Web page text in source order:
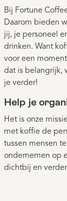
Bij Fortune
Daarom bieden
jij, je personeel
drinken. Want
voor een
dat is belangrijk,
je verder!
Help je
Het is onze
met koffie de
tussen mensen
ondernemen op
dichtbij en